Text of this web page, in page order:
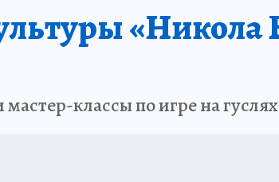
классы по игре на гуслях